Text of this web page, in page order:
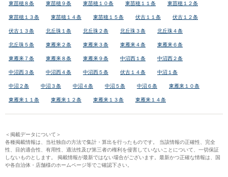
東苗穂８条 東苗穂９条 東苗穂１０条 東苗穂１１条 東苗穂１２条
東苗穂１３条 東苗穂１４条 東苗穂１５条 伏古１１条 伏古１２条
伏古１３条 北丘珠１条 北丘珠２条 北丘珠３条 北丘珠４条
北丘珠５条 東雁来２条 東雁来３条 東雁来４条 東雁来６条
東雁来７条 東雁来８条 東雁来９条 中沼西１条 中沼西２条
中沼西３条 中沼西４条 中沼西５条 伏古１４条 中沼１条
中沼２条 中沼３条 中沼４条 中沼５条 中沼６条 東雁来１０条
東雁来１１条 東雁来１２条 東雁来１３条 東雁来１４条
＜掲載データについて＞
各種掲載情報は、当社独自の方法で集計・算出を行ったものです。 当該情報の正確性、完全
性、目的適合性、有用性、適法性及び第三者の権利を侵害していないことについて、一切保証
しないものとします。 掲載情報が最新ではない場合がございます。最新かつ正確な情報は、国
や各自治体・店舗様のホームページ等でご確認下さい。